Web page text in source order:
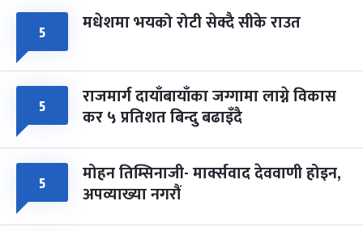
५ मधेशमा भयको रोटी सेक्दै सीके राउत
५ राजमार्ग दायाँबायाँका जग्गामा लाग्ने विकास
कर ५ प्रतिशत बिन्दु बढाइँदै
५ मोहन तिम्सिनाजी- मार्क्सवाद देववाणी होइन,
अपव्याख्या नगरौं